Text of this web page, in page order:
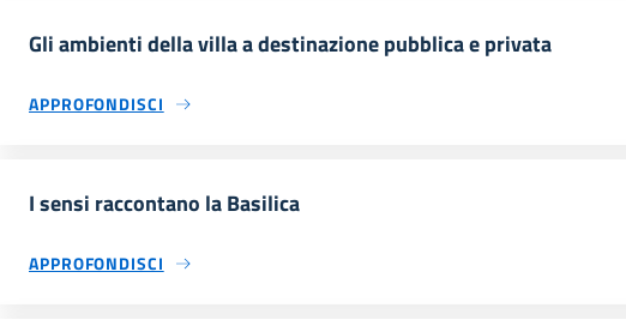
Gli ambienti della villa a destinazione pubblica e privata
APPROFONDISCI
I sensi raccontano la Basilica
APPROFONDISCI